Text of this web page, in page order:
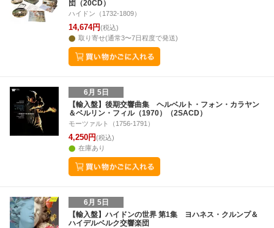
団（20CD）
ハイドン（1732-1809）
14,674円(税込)
取り寄せ(通常3〜7日程度で発送)
6月 5日
【輸入盤】後期交響曲集 ヘルベルト・フォン・カラヤン
＆ベルリン・フィル（1970）（2SACD）
モーツァルト（1756-1791）
4,250円(税込)
在庫あり
6月 5日
【輸入盤】ハイドンの世界 第1集 ヨハネス・クルンプ＆
ハイデルベルク交響楽団